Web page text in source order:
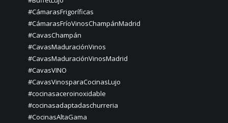
#CámarasFrigoríficas
#CámarasFríoVinosChampánMadrid
#CavasChampán
#CavasMaduraciónVinos
#CavasMaduraciónVinosMadrid
#CavasVINO
#CavasVinosparaCocinasLujo
#cocinasaceroinoxidable
#cocinasadaptadaschurreria
#CocinasAltaGama